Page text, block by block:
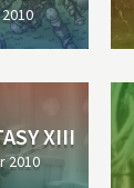
XIII
2010